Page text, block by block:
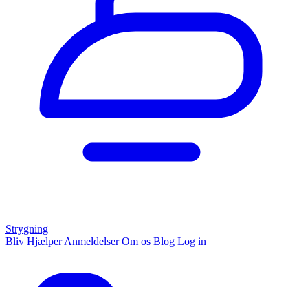
Strygning
Bliv Hjælper Anmeldelser Om os Blog Log in